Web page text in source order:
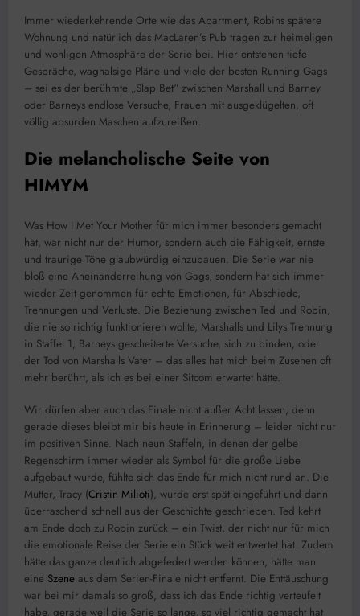
Immer wiederkehrende Orte wie das Apartment, Robins spätere
Wohnung und natürlich das MacLaren’s Pub tragen zur heimeligen
und wohligen Atmosphäre der Serie bei. Hier entstehen tiefe
Gespräche, waghalsige Pläne und viele der besten Running Gags
– sei es der berühmte „Slap Bet“ zwischen Marshall und Barney
oder Barneys endlose Versuche, Frauen mit ausgeklügelten, oft
völlig absurden Maschen aufzureißen.
Die melancholische Seite von
HIMYM
Was How I Met Your Mother für mich immer besonders gemacht
hat, war nicht nur der Humor, sondern auch die Fähigkeit, ernste
und traurige Töne glaubwürdig einzubauen. Die Serie war nie
bloß eine Aneinanderreihung von Gags, sondern hat sich immer
wieder Zeit genommen für echte Emotionen, für Abschiede,
Trennungen und Verluste. Die Beziehung zwischen Ted und Robin,
die nie so richtig funktionieren wollte, Marshalls und Lilys Trennung
in Staffel 1, Barneys gescheiterte Versuche, sich zu binden, oder
der Tod von Marshalls Vater – das alles hat mich beim Zusehen oft
mehr berührt, als ich es bei einer Sitcom erwartet hätte.
Wir dürfen aber auch das Finale nicht außer Acht lassen, denn
gerade dieses bleibt mir bis heute in Erinnerung – leider nicht nur
im positiven Sinne. Nach neun Staffeln, in denen der gelbe
Regenschirm immer wieder als Symbol für die große Liebe
aufgebaut wurde, fühlte sich das Ende für mich nicht rund an. Die
Mutter, Tracy (Cristin Milioti), wurde erst spät eingeführt und dann
überraschend schnell aus der Geschichte geschrieben. Ted kehrt
am Ende doch zu Robin zurück – ein Twist, der nicht nur für mich
die emotionale Reise der Serie ein Stück weit entwertet hat. Zudem
hätte das ganze deutlich abgefedert werden können, hätte man
eine Szene aus dem Serien-Finale nicht entfernt. Die Enttäuschung
war bei mir damals so groß, dass ich das Ende richtig verteufelt
habe, gerade weil die Serie so lange, so viel richtig gemacht hat